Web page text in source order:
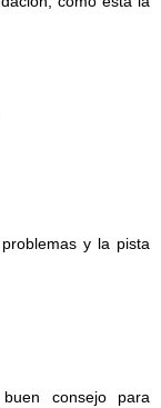
y la pista
consejo para